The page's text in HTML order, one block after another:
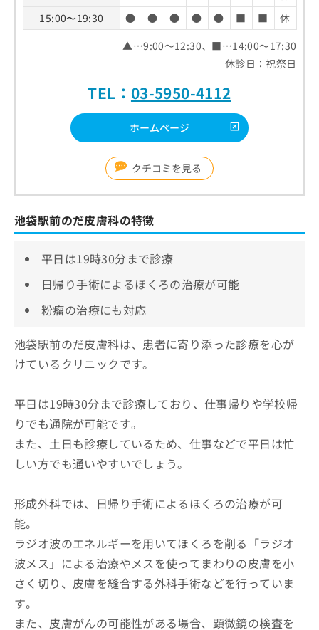
15:00〜19:30
● ● ● ● ● ■ ■
休
▲…9:00～12:30、■…14:00～17:30
休診日：祝祭日
TEL： 03-5950-4112
ホームページ
クチコミを見る
池袋駅前のだ皮膚科の特徴
平日は19時30分まで診療
日帰り手術によるほくろの治療が可能
粉瘤の治療にも対応
池袋駅前のだ皮膚科は、患者に寄り添った診療を心が
けているクリニックです。
平日は19時30分まで診療しており、仕事帰りや学校帰
りでも通院が可能です。
また、土日も診療しているため、仕事などで平日は忙
しい方でも通いやすいでしょう。
形成外科では、日帰り手術によるほくろの治療が可
能。
ラジオ波のエネルギーを用いてほくろを削る「ラジオ
波メス」による治療やメスを使ってまわりの皮膚を小
さく切り、皮膚を縫合する外科手術などを行っていま
す。
また、皮膚がんの可能性がある場合、顕微鏡の検査を